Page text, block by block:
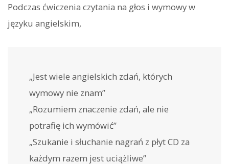
Podczas ćwiczenia czytania na głos i wymowy w
języku angielskim,
„Jest wiele angielskich zdań, których
wymowy nie znam”
„Rozumiem znaczenie zdań, ale nie
potrafię ich wymówić”
„Szukanie i słuchanie nagrań z płyt CD za
każdym razem jest uciążliwe”